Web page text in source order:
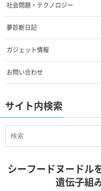
社会問題・テクノロジー
夢診断日記
ガジェット情報
お問い合わせ
サイト内検索
シーフードヌードル
遺伝子組